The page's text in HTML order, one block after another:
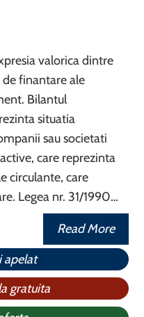
valorica dintre
de finantare ale
Bilantul
situatia
sau societati
care reprezinta
circulante, care
Legea nr. 31/1990…
Read More
apelat
gratuita